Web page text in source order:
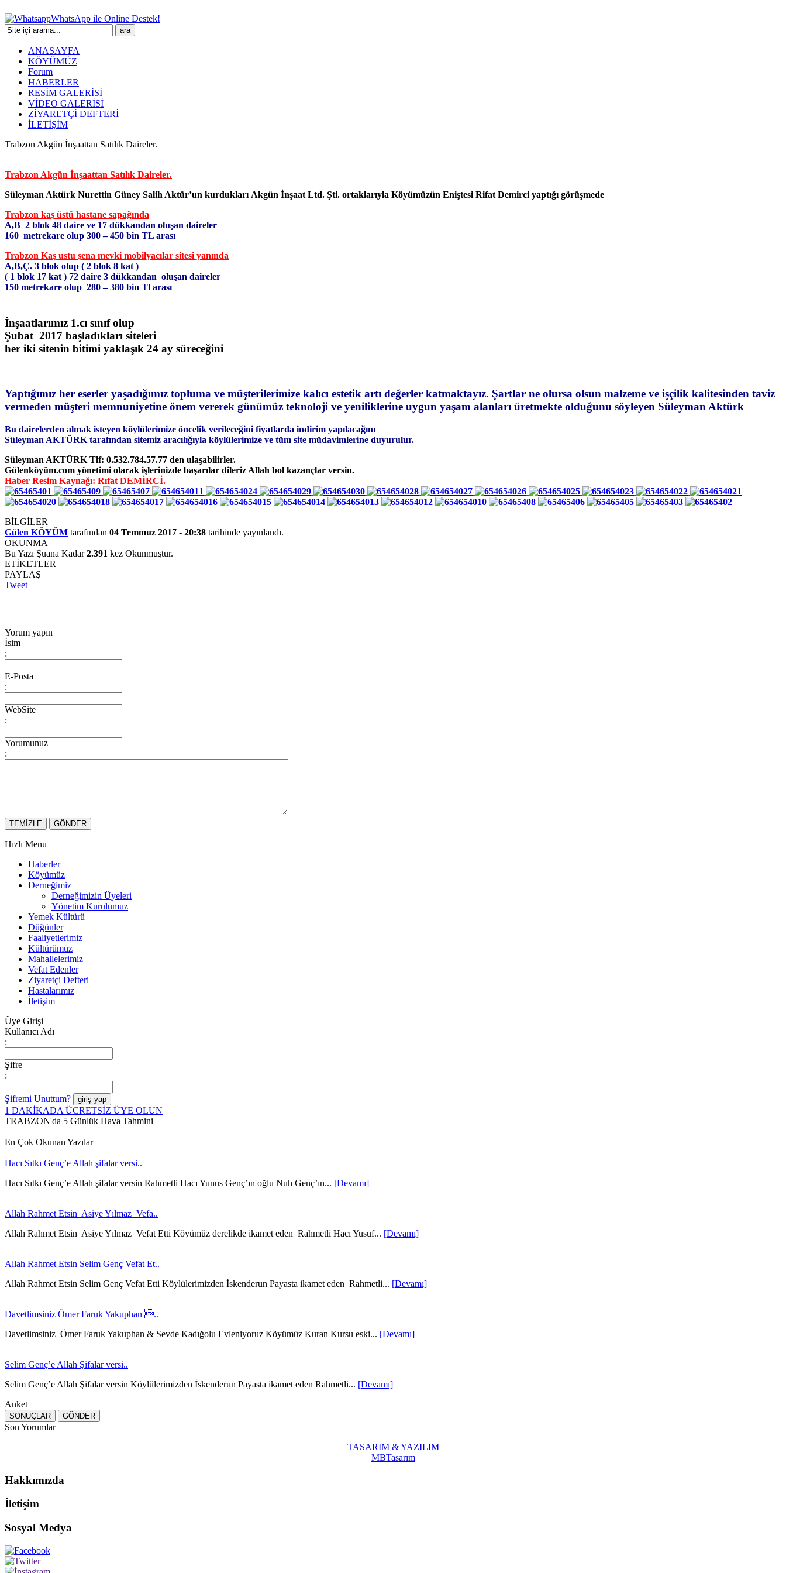
WhatsApp ile Online Destek!
ANASAYFA
KÖYÜMÜZ
Forum
HABERLER
RESİM GALERİSİ
VİDEO GALERİSİ
ZİYARETÇİ DEFTERİ
İLETİŞİM
Trabzon Akgün İnşaattan Satılık Daireler.
Trabzon Akgün İnşaattan Satılık Daireler.
Süleyman Aktürk Nurettin Güney Salih Aktür’un kurdukları Akgün İnşaat Ltd. Şti. ortaklarıyla Köyümüzün Eniştesi Rifat Demirci yaptığı görüşmede
Trabzon kaş üstü hastane sapağında
A,B 2 blok 48 daire ve 17 dükkandan oluşan daireler
160 metrekare olup 300 – 450 bin TL arası
Trabzon Kaş ustu şena mevki mobilyacılar sitesi yanında
A,B,Ç. 3 blok olup ( 2 blok 8 kat )
( 1 blok 17 kat ) 72 daire 3 dükkandan oluşan daireler
150 metrekare olup 280 – 380 bin Tl arası
İnşaatlarımız 1.cı sınıf olup
Şubat 2017 başladıkları siteleri
her iki sitenin bitimi yaklaşık 24 ay süreceğini
Yaptığımız her eserler yaşadığımız topluma ve müşterilerimize kalıcı estetik artı değerler katmaktayız. Şartlar ne olursa olsun malzeme ve işçilik kalitesinden taviz
vermeden müşteri memnuniyetine önem vererek günümüz teknoloji ve yeniliklerine uygun yaşam alanları üretmekte olduğunu söyleyen Süleyman Aktürk
Bu dairelerden almak isteyen köylülerimize öncelik verileceğini fiyatlarda indirim yapılacağını
Süleyman AKTÜRK tarafından sitemiz aracılığıyla köylülerimize ve tüm site müdavimlerine duyurulur.
Süleyman AKTÜRK Tlf: 0.532.784.57.77 den ulaşabilirler.
Gülenköyüm.com yönetimi olarak işlerinizde başarılar dileriz Allah bol kazançlar versin.
Haber Resim Kaynağı: Rıfat DEMİRCİ.
BİLGİLER
Gülen KÖYÜM tarafından 04 Temmuz 2017 - 20:38 tarihinde yayınlandı.
OKUNMA
Bu Yazı Şuana Kadar2.391 kez Okunmuştur.
ETİKETLER
PAYLAŞ
Tweet
Yorum yapın
İsim
:
E-Posta
:
WebSite
:
Yorumunuz
:
Hızlı Menu
Haberler
Köyümüz
Derneğimiz
Derneğimizin Üyeleri
Yönetim Kurulumuz
Yemek Kültürü
Düğünler
Faaliyetlerimiz
Kültürümüz
Mahallelerimiz
Vefat Edenler
Ziyaretçi Defteri
Hastalarımız
İletişim
Üye Girişi
Kullanıcı Adı
:
Şifre
:
Şifremi Unuttum?
1 DAKİKADA ÜCRETSİZ ÜYE OLUN
TRABZON'da 5 Günlük Hava Tahmini
En Çok Okunan Yazılar
Hacı Sıtkı Genç’e Allah şifalar versi..
Hacı Sıtkı Genç’e Allah şifalar versin Rahmetli Hacı Yunus Genç’ın oğlu Nuh Genç’ın... [Devamı]
Allah Rahmet Etsin Asiye Yılmaz Vefa..
Allah Rahmet Etsin Asiye Yılmaz Vefat Etti Köyümüz derelikde ikamet eden Rahmetli Hacı Yusuf... [Devamı]
Allah Rahmet Etsin Selim Genç Vefat Et..
Allah Rahmet Etsin Selim Genç Vefat Etti Köylülerimizden İskenderun Payasta ikamet eden Rahmetli... [Devamı]
Davetlimsiniz Ömer Faruk Yakuphan ..
Davetlimsiniz Ömer Faruk Yakuphan & Sevde Kadığolu Evleniyoruz Köyümüz Kuran Kursu eski... [Devamı]
Selim Genç’e Allah Şifalar versi..
Selim Genç’e Allah Şifalar versin Köylülerimizden İskenderun Payasta ikamet eden Rahmetli... [Devamı]
Anket
Son Yorumlar
TASARIM & YAZILIM
MBTasarım
Hakkımızda
İletişim
Sosyal Medya